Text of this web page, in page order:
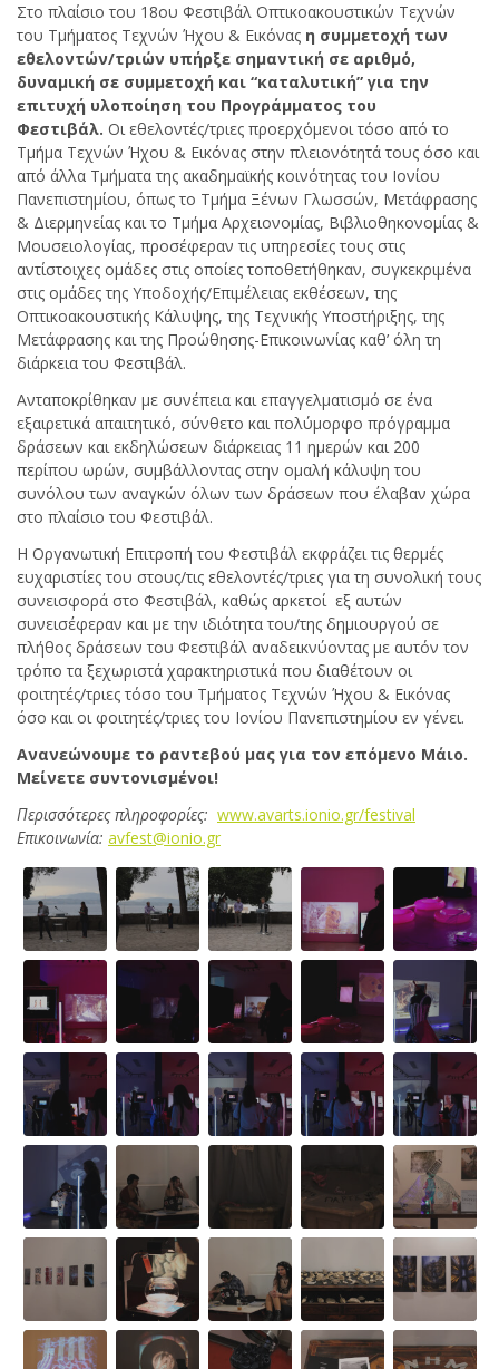
Στο πλαίσιο του 18ου Φεστιβάλ Οπτικοακουστικών Τεχνών
του Τμήματος Τεχνών Ήχου & Εικόνας η συμμετοχή των
εθελοντών/τριών υπήρξε σημαντική σε αριθμό,
δυναμική σε συμμετοχή και “καταλυτική” για την
επιτυχή υλοποίηση του Προγράμματος του
Φεστιβάλ. Οι εθελοντές/τριες προερχόμενοι τόσο από το
Τμήμα Τεχνών Ήχου & Εικόνας στην πλειονότητά τους όσο και
από άλλα Τμήματα της ακαδημαϊκής κοινότητας του Ιονίου
Πανεπιστημίου, όπως το Τμήμα Ξένων Γλωσσών, Μετάφρασης
& Διερμηνείας και το Τμήμα Αρχειονομίας, Βιβλιοθηκονομίας &
Μουσειολογίας, προσέφεραν τις υπηρεσίες τους στις
αντίστοιχες ομάδες στις οποίες τοποθετήθηκαν, συγκεκριμένα
στις ομάδες της Υποδοχής/Επιμέλειας εκθέσεων, της
Οπτικοακουστικής Κάλυψης, της Τεχνικής Υποστήριξης, της
Μετάφρασης και της Προώθησης-Επικοινωνίας καθ’ όλη τη
διάρκεια του Φεστιβάλ.
Ανταποκρίθηκαν με συνέπεια και επαγγελματισμό σε ένα
εξαιρετικά απαιτητικό, σύνθετο και πολύμορφο πρόγραμμα
δράσεων και εκδηλώσεων διάρκειας 11 ημερών και 200
περίπου ωρών, συμβάλλοντας στην ομαλή κάλυψη του
συνόλου των αναγκών όλων των δράσεων που έλαβαν χώρα
στο πλαίσιο του Φεστιβάλ.
Η Οργανωτική Επιτροπή του Φεστιβάλ εκφράζει τις θερμές
ευχαριστίες του στους/τις εθελοντές/τριες για τη συνολική τους
συνεισφορά στο Φεστιβάλ, καθώς αρκετοί εξ αυτών
συνεισέφεραν και με την ιδιότητα του/της δημιουργού σε
πλήθος δράσεων του Φεστιβάλ αναδεικνύοντας με αυτόν τον
τρόπο τα ξεχωριστά χαρακτηριστικά που διαθέτουν οι
φοιτητές/τριες τόσο του Τμήματος Τεχνών Ήχου & Εικόνας
όσο και οι φοιτητές/τριες του Ιονίου Πανεπιστημίου εν γένει.
Ανανεώνουμε το ραντεβού μας για τον επόμενο Μάιο.
Μείνετε συντονισμένοι!
Περισσότερες πληροφορίες: www.avarts.ionio.gr/festival
Επικοινωνία: avfest@ionio.gr